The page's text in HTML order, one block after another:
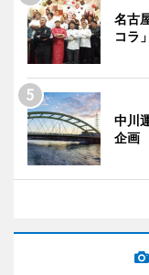
名古
コラ
中川
企画